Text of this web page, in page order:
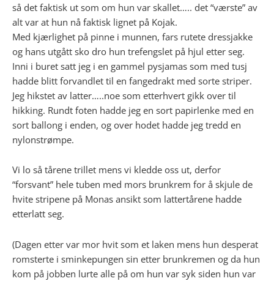
så det faktisk ut som om hun var skallet….. det “værste” av
alt var at hun nå faktisk lignet på Kojak.
Med kjærlighet på pinne i munnen, fars rutete dressjakke
og hans utgått sko dro hun trefengslet på hjul etter seg.
Inni i buret satt jeg i en gammel pysjamas som med tusj
hadde blitt forvandlet til en fangedrakt med sorte striper.
Jeg hikstet av latter…..noe som etterhvert gikk over til
hikking. Rundt foten hadde jeg en sort papirlenke med en
sort ballong i enden, og over hodet hadde jeg tredd en
nylonstrømpe.
Vi lo så tårene trillet mens vi kledde oss ut, derfor
“forsvant” hele tuben med mors brunkrem for å skjule de
hvite stripene på Monas ansikt som lattertårene hadde
etterlatt seg.
(Dagen etter var mor hvit som et laken mens hun desperat
romsterte i sminkepungen sin etter brunkremen og da hun
kom på jobben lurte alle på om hun var syk siden hun var